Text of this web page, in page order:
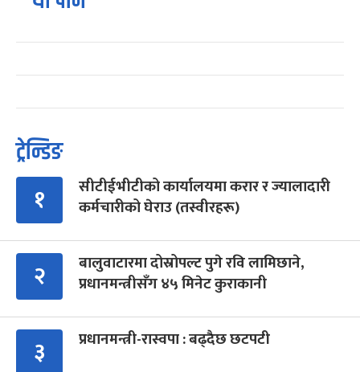
ट्रेन्डिङ
१
सीटीईभीटीको कार्यालयमा करार र ज्यालादारी
कर्मचारीको घेराउ (तस्वीरहरू)
२
बालुवाटारमा दोस्रोपल्ट पुगे रवि लामिछाने,
प्रधानमन्त्रीसँग ४५ मिनेट कुराकानी
३ प्रधानमन्त्री-रास्वपा : बढ्दैछ छटपटी